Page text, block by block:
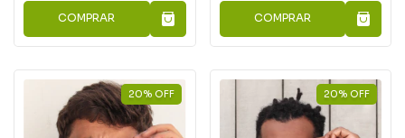
COMPRAR COMPRAR
20% OFF 20% OFF